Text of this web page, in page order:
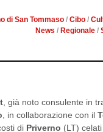
di San Tommaso/ Cibo/
News / Regionale /
, già noto consulente in
, in collaborazione con il
di Priverno (LT)